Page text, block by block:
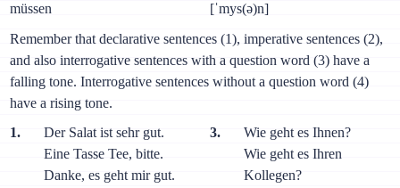
müssen
[ˈmys(ə)n]
Remember that declarative sentences (1), imperative sentences (2),
and also interrogative sentences with a question word (3) have a
falling tone. Interrogative sentences without a question word (4)
have a rising tone.
1.
Der Salat ist sehr gut.
Eine Tasse Tee, bitte.
Danke, es geht mir gut.
3.
Wie geht es Ihnen?
Wie geht es Ihren
Kollegen?